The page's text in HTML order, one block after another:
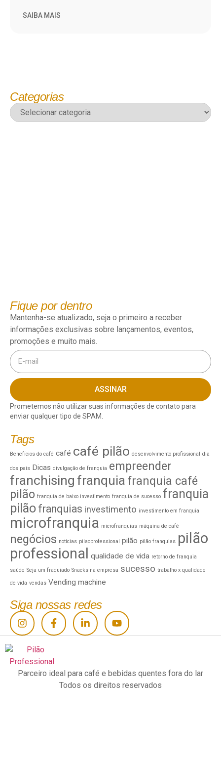
SAIBA MAIS
Categorias
Fique por dentro
Mantenha-se atualizado, seja o primeiro a receber
informações exclusivas sobre lançamentos, eventos,
promoções e muito mais.
ASSINAR
Prometemos não utilizar suas informações de contato para
enviar qualquer tipo de SPAM.
Tags
Benefícios do café café café pilão desenvolvimento profissional dia
dos pais Dicas divulgação de franquia empreender
franchising franquia franquia café
pilão franquia de baixo investimento franquia de sucesso franquia
pilão franquias investimento investimento em franquia
microfranquia microfranquias máquina de café
negócios notícias pilaoprofessional pilão pilão franquias pilão
professional qualidade de vida retorno de franquia
saúde Seja um fraquiado Snacks na empresa sucesso trabalho x qualidade
de vida vendas Vending machine
Siga nossas redes
Parceiro ideal para café e bebidas quentes fora do lar
Todos os direitos reservados